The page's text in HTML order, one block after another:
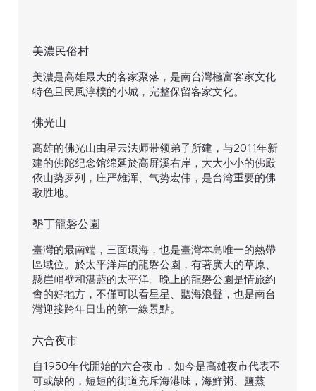
美濃是高雄最大的客家聚落，是南台灣極富客家文化
特色且民風淳樸的小城，完整保留客家文化。
美濃民俗村
高雄的佛光山由星云法师带领弟子所建，与2011年新
建的佛陀纪念馆绵延於高屏溪右岸，大大小小的佛殿
依山势罗列，庄严雄浑、气势宏伟，是台湾重要的佛
教胜地。
佛光山
臺灣的最南端，三面環海，也是臺灣本島唯一的熱帶
區域位。於太平洋岸的龍磐公園，有著廣大的草原、
懸崖峭壁和湛藍的太平洋。晚上的龍磐公園是情旅約
會的好地方，不僅可以看星星、聽海浪聲，也是南台
灣迎接跨年日出的第一線景點。
​墾丁龍磐公園
自1950年代開始的六合夜市，如今是高雄夜市代表不
可或缺的，短短的街道充斥海港味，海鮮粥、鹽蒸
​六合夜市